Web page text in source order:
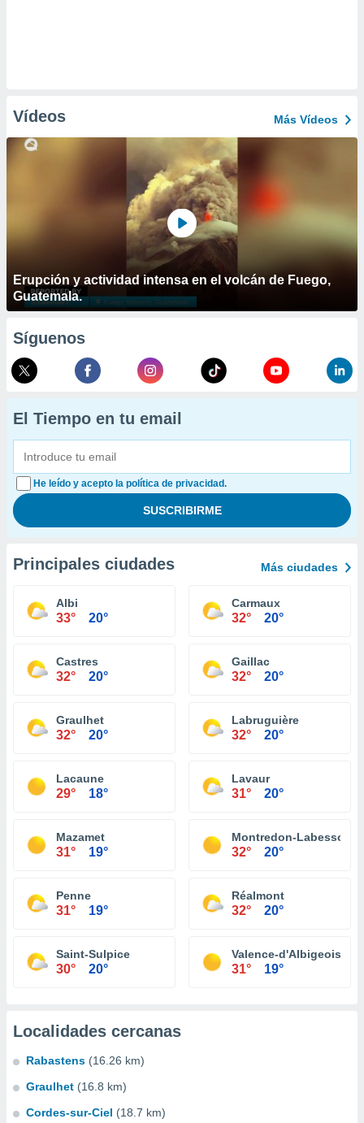
Vídeos Más Vídeos
Erupción y actividad intensa en el volcán de Fuego,
Guatemala.
Síguenos
El Tiempo en tu email
He leído y acepto la política de privacidad.
Principales ciudades Más ciudades
Albi
33° 20°
Carmaux
32° 20°
Castres
32° 20°
Gaillac
32° 20°
Graulhet
32° 20°
Labruguière
32° 20°
Lacaune
29° 18°
Lavaur
31° 20°
Mazamet
31° 19°
Montredon-
32° 20°
Penne
31° 19°
Réalmont
32° 20°
Saint-Sulpice
30° 20°
Valence-d'Albigeois
31° 19°
Localidades cercanas
Rabastens (16.26 km)
Graulhet (16.8 km)
Cordes-sur-Ciel (18.7 km)